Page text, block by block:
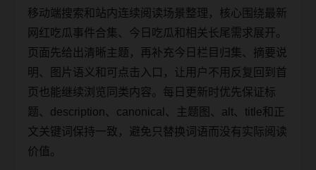
移动端搜索和站内连续阅读场景整理，核心围绕最新
网红吃瓜事件合集、今日吃瓜和相关长尾需求展开。
页面先给出清晰主题，再补充今日栏目归集、摘要说
明、图片语义和可点击入口，让用户不用反复回到首
页也能继续浏览同类内容。每日更新时优先保证标
题、description、canonical、主题图、alt、title和正
文关键词保持一致，避免只替换词语而没有实际阅读
价值。